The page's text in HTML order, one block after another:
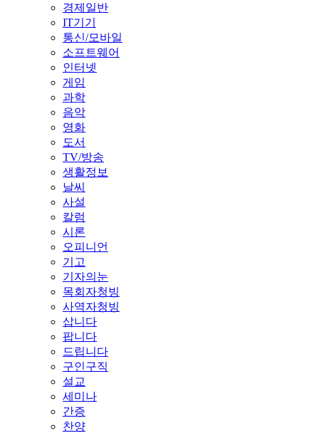
경제일반
IT기기
통신/모바일
소프트웨어
인터넷
게임
과학
음악
영화
도서
TV/방송
생활정보
날씨
사설
칼럼
시론
오피니언
기고
기자의눈
목회자청빙
사역자청빙
삽니다
팝니다
드립니다
구인구직
설교
세미나
간증
찬양